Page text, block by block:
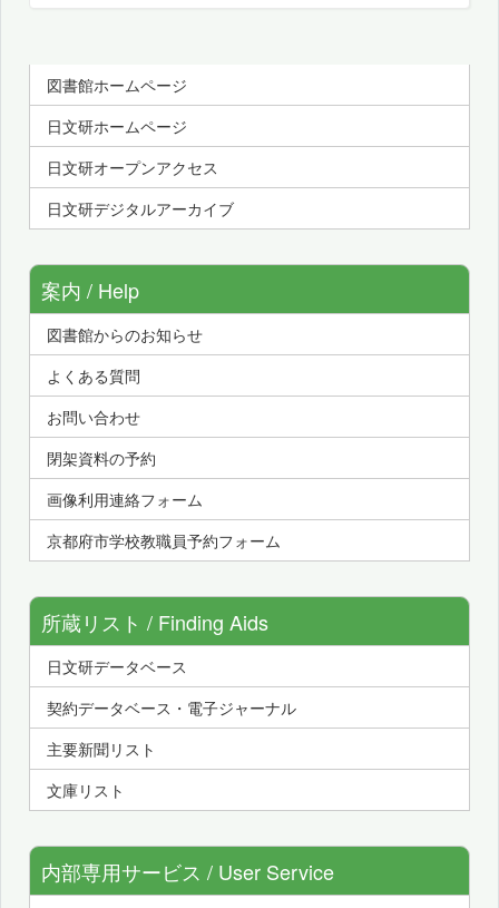
図書館ホームページ
日文研ホームページ
日文研オープンアクセス
日文研デジタルアーカイブ
案内 / Help
図書館からのお知らせ
よくある質問
お問い合わせ
閉架資料の予約
画像利用連絡フォーム
京都府市学校教職員予約フォーム
所蔵リスト / Finding Aids
日文研データベース
契約データベース・電子ジャーナル
主要新聞リスト
文庫リスト
内部専用サービス / User Service